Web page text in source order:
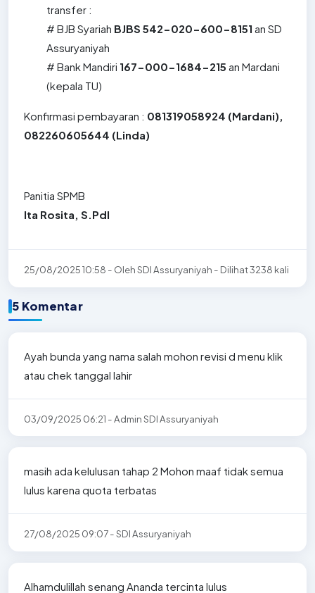
transfer :
# BJB Syariah BJBS 542-020-600-8151 an SD
Assuryaniyah
# Bank Mandiri 167-000-1684-215 an Mardani
(kepala TU)
Konfirmasi pembayaran : 081319058924 (Mardani),
082260605644 (Linda)
Panitia SPMB
Ita Rosita, S.PdI
25/08/2025 10:58 - Oleh SDI Assuryaniyah - Dilihat 3238 kali
5 Komentar
Ayah bunda yang nama salah mohon revisi d menu klik
atau chek tanggal lahir
03/09/2025 06:21 - Admin SDI Assuryaniyah
masih ada kelulusan tahap 2 Mohon maaf tidak semua
lulus karena quota terbatas
27/08/2025 09:07 - SDI Assuryaniyah
Alhamdulillah senang Ananda tercinta lulus